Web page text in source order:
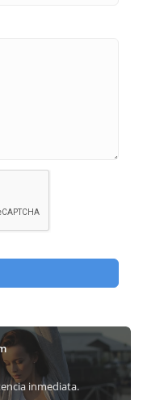
inmediata.